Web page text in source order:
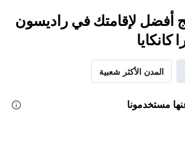
أفضل لإقامتك في راديسون
كانكايا
المدن الأكثر شعبية
مستخدمونا